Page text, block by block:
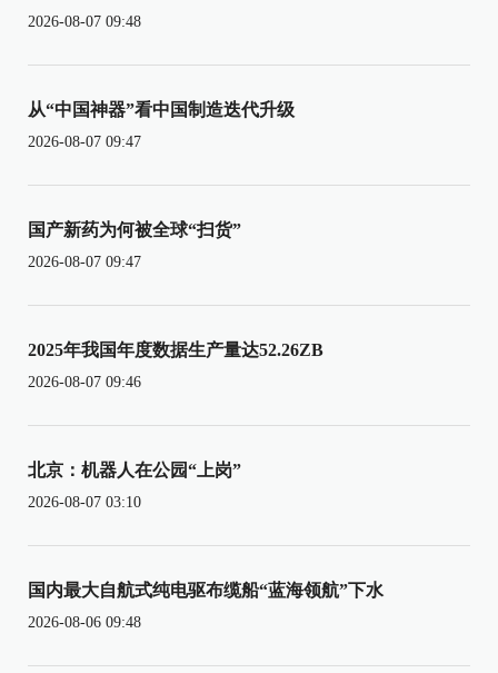
2026-08-07 09:48
从“中国神器”看中国制造迭代升级
2026-08-07 09:47
国产新药为何被全球“扫货”
2026-08-07 09:47
2025年我国年度数据生产量达52.26ZB
2026-08-07 09:46
北京：机器人在公园“上岗”
2026-08-07 03:10
国内最大自航式纯电驱布缆船“蓝海领航”下水
2026-08-06 09:48